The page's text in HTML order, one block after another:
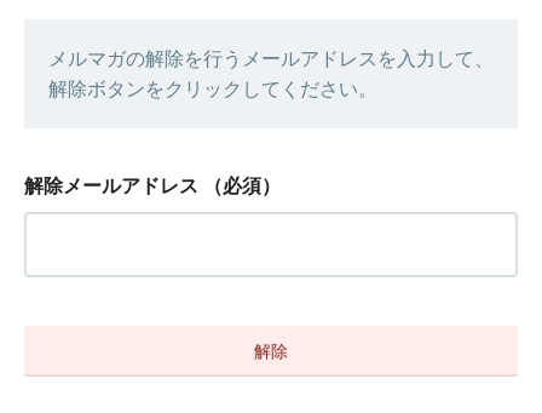
メルマガの解除を行うメールアドレスを入力して、
解除ボタンをクリックしてください。
解除メールアドレス （必須）